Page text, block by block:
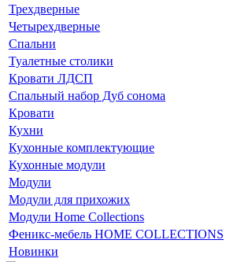
Трехдверные
Четырехдверные
Спальни
Туалетные столики
Кровати ЛДСП
Спальный набор Дуб сонома
Кровати
Кухни
Кухонные комплектующие
Кухонные модули
Модули
Модули для прихожих
Модули Home Collections
Феникс-мебель HOME COLLECTIONS
Новинки